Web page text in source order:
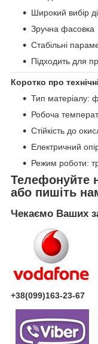
Широкий вибір
Зручна фасовка
Стабільні
Підходить для
Коротко про
Тип матеріалу:
Робоча
Стійкість до
Електричний
Режим роботи:
Телефонуйте
або пишіть
Чекаємо Ваших
+38(099)163-23-67